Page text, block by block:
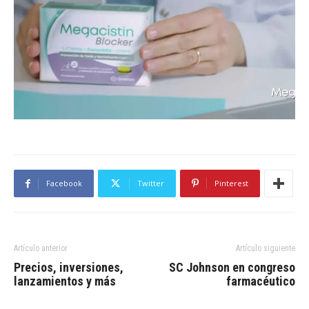
Facebook Twitter Pinterest
Artículo anterior
Precios, inversiones,
lanzamientos y más
Artículo siguiente
SC Johnson en congreso
farmacéutico